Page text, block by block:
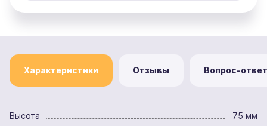
Характеристики Отзывы Вопрос-ответ
Высота 75 мм